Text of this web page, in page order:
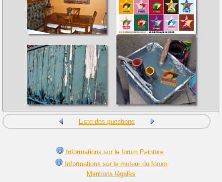
Liste des questions
Informations sur le forum Peinture
Informations sur le moteur du forum
Mentions légales